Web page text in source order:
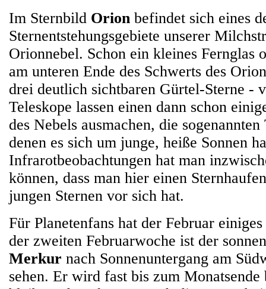
Im Sternbild Orion befindet sich eines
Sternentstehungsgebiete unserer
Orionnebel. Schon ein kleines Fernglas
am unteren Ende des Schwerts des
drei deutlich sichtbaren Gürtel-Sterne -
Teleskope lassen einen dann schon
des Nebels ausmachen, die
denen es sich um junge, heiße Sonnen
Infrarotbeobachtungen hat man
können, dass man hier einen
jungen Sternen vor sich hat.
Für Planetenfans hat der Februar
der zweiten Februarwoche ist der
Merkur nach Sonnenuntergang am
sehen. Er wird fast bis zum Monatsende